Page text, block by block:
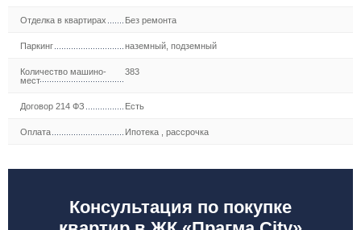
Отделка в квартирах Без ремонта
Паркинг наземный, подземный
Количество машино-
мест
383
Договор 214 ФЗ Есть
Оплата Ипотека ,рассрочка
Консультация по покупке